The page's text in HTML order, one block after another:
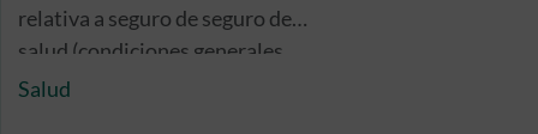
relativa a seguro de seguro de
salud (condiciones generales,
coberturas y servicios, cuadro
Salud